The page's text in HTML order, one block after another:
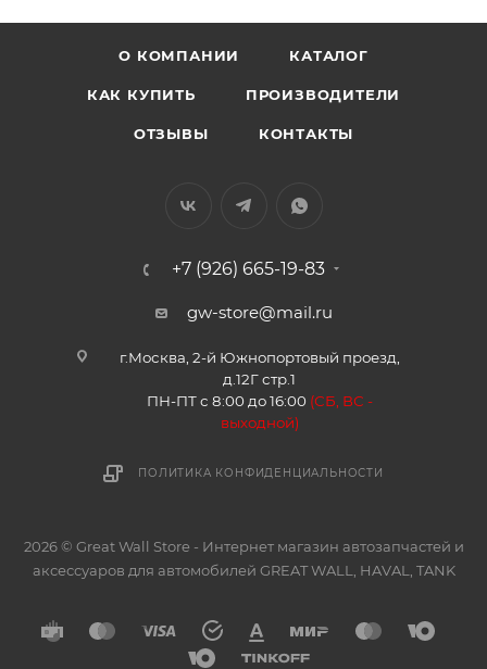
О КОМПАНИИ КАТАЛОГ
КАК КУПИТЬ ПРОИЗВОДИТЕЛИ
ОТЗЫВЫ КОНТАКТЫ
+7 (926) 665-19-83
gw-store@mail.ru
г.Москва, 2-й Южнопортовый проезд,
д.12Г стр.1
ПН-ПТ с 8:00 до 16:00 (СБ, ВС -
выходной)
ПОЛИТИКА КОНФИДЕНЦИАЛЬНОСТИ
2026 © Great Wall Store - Интернет магазин автозапчастей и
аксессуаров для автомобилей GREAT WALL, HAVAL, TANK